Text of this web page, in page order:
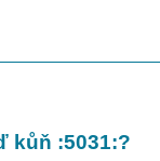
kůň :5031:?